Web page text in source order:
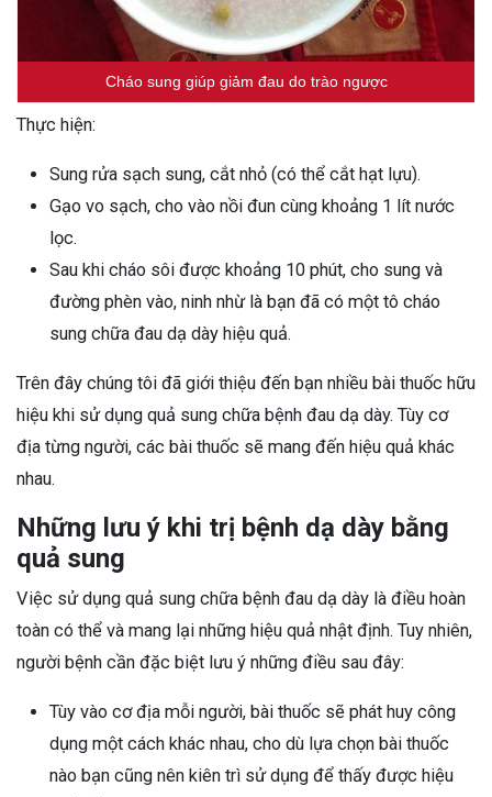
Cháo sung giúp giảm đau do trào ngược
Thực hiện:
Sung rửa sạch sung, cắt nhỏ (có thể cắt hạt lựu).
Gạo vo sạch, cho vào nồi đun cùng khoảng 1 lít nước
lọc.
Sau khi cháo sôi được khoảng 10 phút, cho sung và
đường phèn vào, ninh nhừ là bạn đã có một tô cháo
sung chữa đau dạ dày hiệu quả.
Trên đây chúng tôi đã giới thiệu đến bạn nhiều bài thuốc hữu
hiệu khi sử dụng quả sung chữa bệnh đau dạ dày. Tùy cơ
địa từng người, các bài thuốc sẽ mang đến hiệu quả khác
nhau.
Những lưu ý khi trị bệnh dạ dày bằng
quả sung
Việc sử dụng quả sung chữa bệnh đau dạ dày là điều hoàn
toàn có thể và mang lại những hiệu quả nhật định. Tuy nhiên,
người bệnh cần đặc biệt lưu ý những điều sau đây:
Tùy vào cơ địa mỗi người, bài thuốc sẽ phát huy công
dụng một cách khác nhau, cho dù lựa chọn bài thuốc
nào bạn cũng nên kiên trì sử dụng để thấy được hiệu